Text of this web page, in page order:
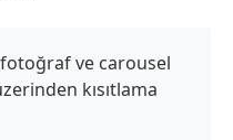
ve carousel
kısıtlama